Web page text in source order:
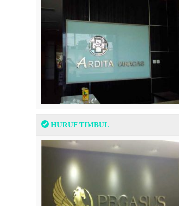
HURUF TIMBUL